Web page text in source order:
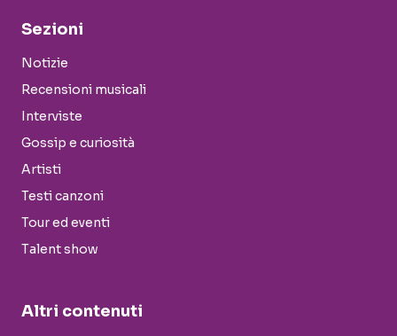
Sezioni
Notizie
Recensioni musicali
Interviste
Gossip e curiosità
Artisti
Testi canzoni
Tour ed eventi
Talent show
Altri contenuti